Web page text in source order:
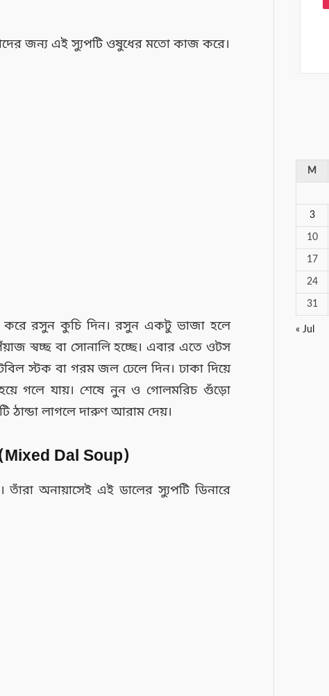
জন্য এই স্যুপটি ওষুধের মতো কাজ করে।
করে রসুন কুচি দিন। রসুন একটু ভাজা হলে
স্বচ্ছ বা সোনালি হচ্ছে। এবার এতে ওটস
স্টক বা গরম জল ঢেলে দিন। ঢাকা দিয়ে
গলে যায়। শেষে নুন ও গোলমরিচ গুঁড়ো
ঠান্ডা লাগলে দারুণ আরাম দেয়।
Dal Soup)
অনায়াসেই এই ডালের স্যুপটি ডিনারে
M
3
10
17
24
31
« Jul